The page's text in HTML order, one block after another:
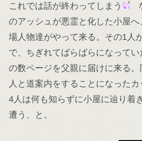
これでは話が終わってしまう
な
のアッシュが悪霊と化した小屋
場人物達がやって来る。その1人
で、ちぎれてばらばらになってい
の数ページを父親に届けに来る
人と道案内をすることになった
4人は何も知らずに小屋に辿り着
遭う、と。